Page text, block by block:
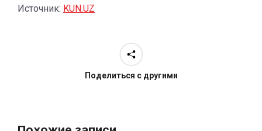
Источник: KUN.UZ
Поделиться с другими